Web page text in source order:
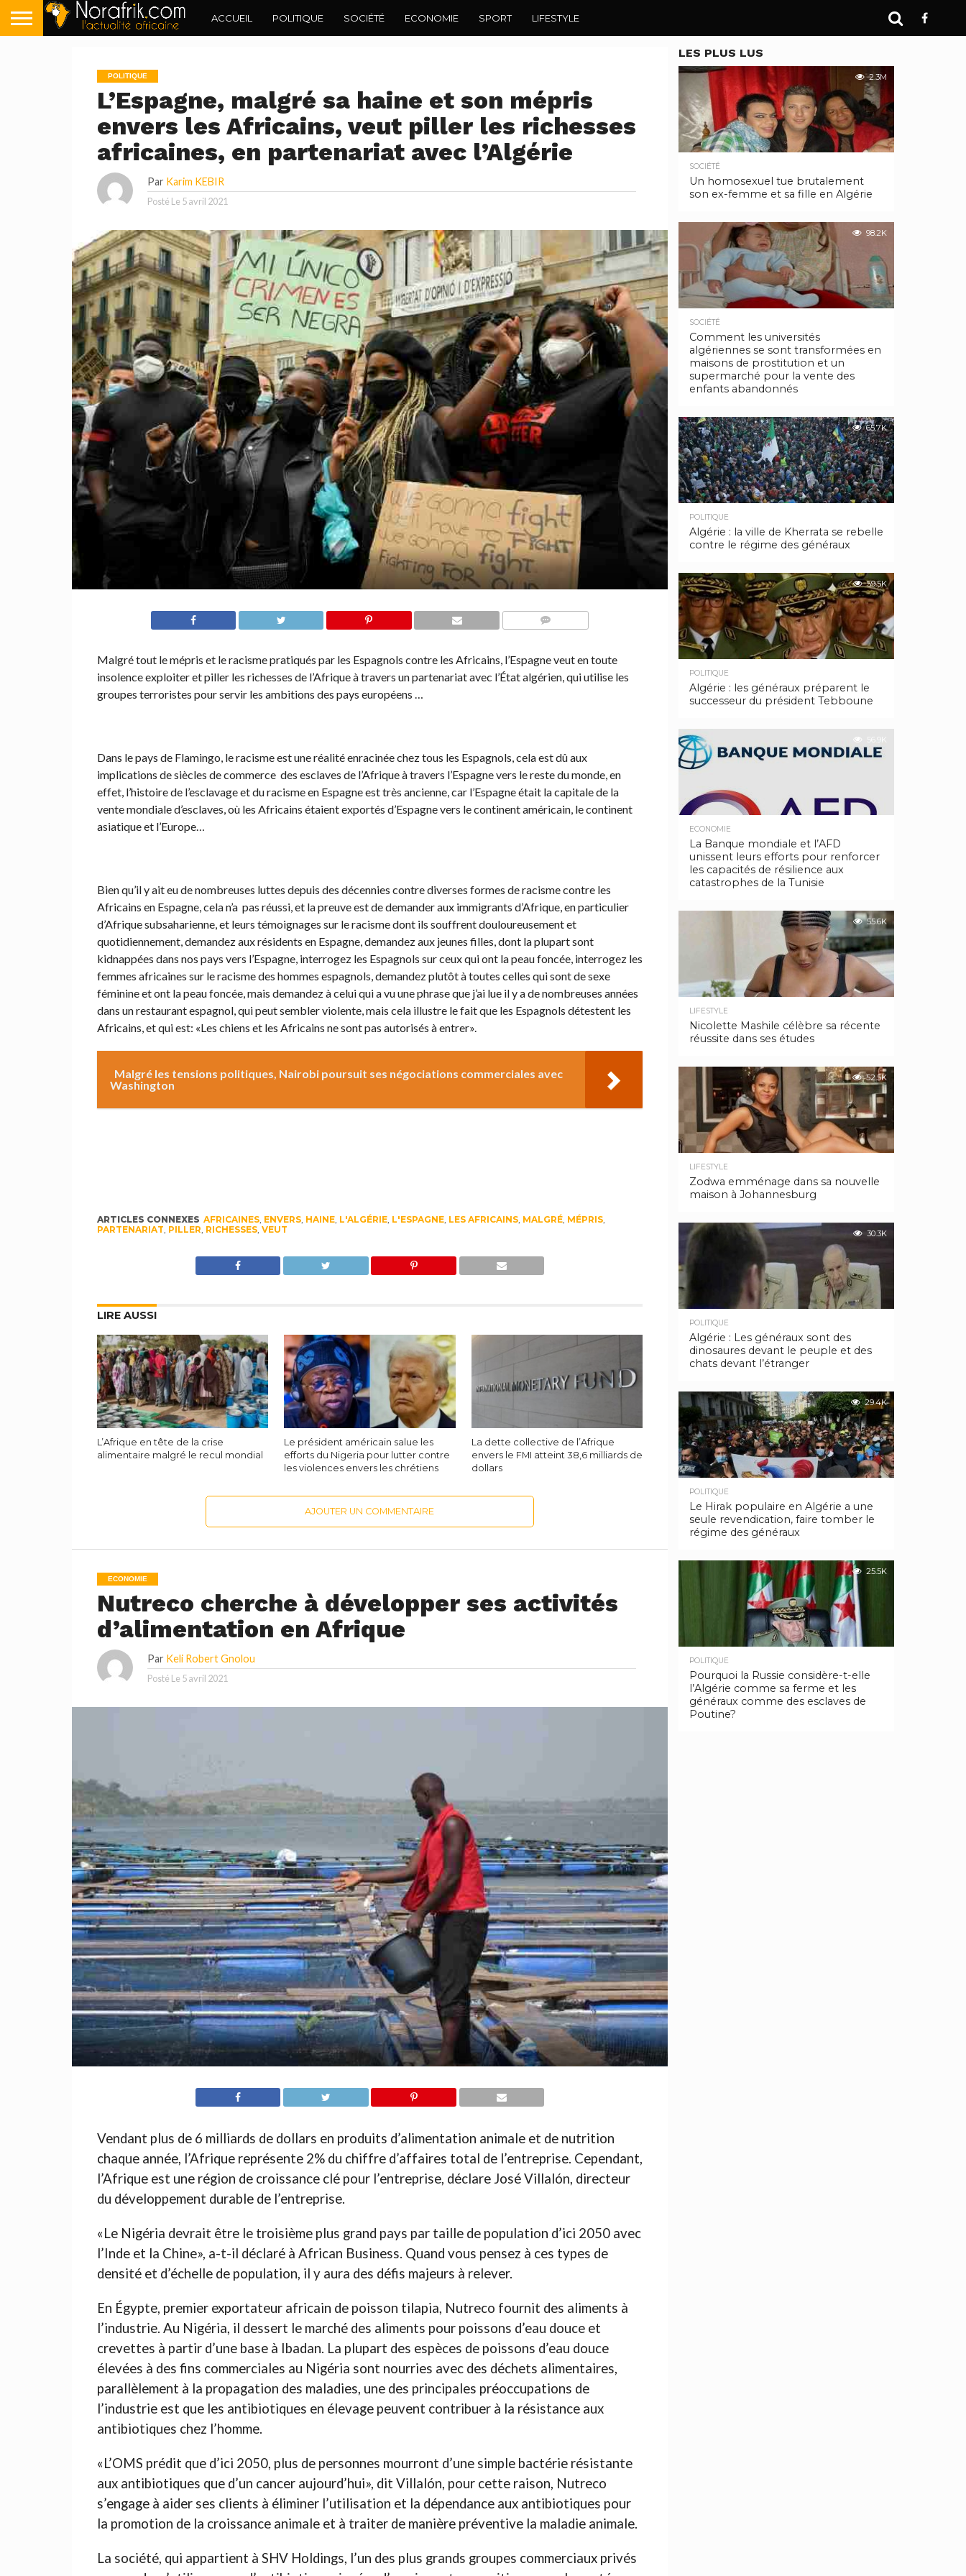
ACCUEIL POLITIQUE SOCIÉTÉ ECONOMIE SPORT LIFESTYLE
POLITIQUE
L’Espagne, malgré sa haine et son mépris
envers les Africains, veut piller les richesses
africaines, en partenariat avec l’Algérie
Par Karim KEBIR
Posté Le 5 avril 2021
Malgré tout le mépris et le racisme pratiqués par les Espagnols contre les Africains, l’Espagne veut en toute
insolence exploiter et piller les richesses de l’Afrique à travers un partenariat avec l’État algérien, qui utilise les
groupes terroristes pour servir les ambitions des pays européens …
Dans le pays de Flamingo, le racisme est une réalité enracinée chez tous les Espagnols, cela est dû aux
implications de siècles de commerce des esclaves de l’Afrique à travers l’Espagne vers le reste du monde, en
effet, l’histoire de l’esclavage et du racisme en Espagne est très ancienne, car l’Espagne était la capitale de la
vente mondiale d’esclaves, où les Africains étaient exportés d’Espagne vers le continent américain, le continent
asiatique et l’Europe…
Bien qu’il y ait eu de nombreuses luttes depuis des décennies contre diverses formes de racisme contre les
Africains en Espagne, cela n’a pas réussi, et la preuve est de demander aux immigrants d’Afrique, en particulier
d’Afrique subsaharienne, et leurs témoignages sur le racisme dont ils souffrent douloureusement et
quotidiennement, demandez aux résidents en Espagne, demandez aux jeunes filles, dont la plupart sont
kidnappées dans nos pays vers l’Espagne, interrogez les Espagnols sur ceux qui ont la peau foncée, interrogez les
femmes africaines sur le racisme des hommes espagnols, demandez plutôt à toutes celles qui sont de sexe
féminine et ont la peau foncée, mais demandez à celui qui a vu une phrase que j’ai lue il y a de nombreuses années
dans un restaurant espagnol, qui peut sembler violente, mais cela illustre le fait que les Espagnols détestent les
Africains, et qui est: «Les chiens et les Africains ne sont pas autorisés à entrer».
Malgré les tensions politiques, Nairobi poursuit ses négociations commerciales avec
Washington
ARTICLES CONNEXES AFRICAINES, ENVERS, HAINE, L'ALGÉRIE, L'ESPAGNE, LES AFRICAINS, MALGRÉ, MÉPRIS,
PARTENARIAT, PILLER, RICHESSES, VEUT
LIRE AUSSI
L’Afrique en tête de la crise
alimentaire malgré le recul mondial
Le président américain salue les
efforts du Nigeria pour lutter contre
les violences envers les chrétiens
La dette collective de l’Afrique
envers le FMI atteint 38,6 milliards de
dollars
AJOUTER UN COMMENTAIRE
ECONOMIE
Nutreco cherche à développer ses activités
d’alimentation en Afrique
Par Keli Robert Gnolou
Posté Le 5 avril 2021
Vendant plus de 6 milliards de dollars en produits d’alimentation animale et de nutrition
chaque année, l’Afrique représente 2% du chiffre d’affaires total de l’entreprise. Cependant,
l’Afrique est une région de croissance clé pour l’entreprise, déclare José Villalón, directeur
du développement durable de l’entreprise.
«Le Nigéria devrait être le troisième plus grand pays par taille de population d’ici 2050 avec
l’Inde et la Chine», a-t-il déclaré à African Business. Quand vous pensez à ces types de
densité et d’échelle de population, il y aura des défis majeurs à relever.
En Égypte, premier exportateur africain de poisson tilapia, Nutreco fournit des aliments à
l’industrie. Au Nigéria, il dessert le marché des aliments pour poissons d’eau douce et
crevettes à partir d’une base à Ibadan. La plupart des espèces de poissons d’eau douce
élevées à des fins commerciales au Nigéria sont nourries avec des déchets alimentaires,
parallèlement à la propagation des maladies, une des principales préoccupations de
l’industrie est que les antibiotiques en élevage peuvent contribuer à la résistance aux
antibiotiques chez l’homme.
«L’OMS prédit que d’ici 2050, plus de personnes mourront d’une simple bactérie résistante
aux antibiotiques que d’un cancer aujourd’hui», dit Villalón, pour cette raison, Nutreco
s’engage à aider ses clients à éliminer l’utilisation et la dépendance aux antibiotiques pour
la promotion de la croissance animale et à traiter de manière préventive la maladie animale.
La société, qui appartient à SHV Holdings, l’un des plus grands groupes commerciaux privés
LES PLUS LUS
2.3M
SOCIÉTÉ
Un homosexuel tue brutalement
son ex-femme et sa fille en Algérie
98.2K
SOCIÉTÉ
Comment les universités
algériennes se sont transformées en
maisons de prostitution et un
supermarché pour la vente des
enfants abandonnés
65.7K
POLITIQUE
Algérie : la ville de Kherrata se rebelle
contre le régime des généraux
59.5K
POLITIQUE
Algérie : les généraux préparent le
successeur du président Tebboune
56.9K
ECONOMIE
La Banque mondiale et l’AFD
unissent leurs efforts pour renforcer
les capacités de résilience aux
catastrophes de la Tunisie
55.6K
LIFESTYLE
Nicolette Mashile célèbre sa récente
réussite dans ses études
52.5K
LIFESTYLE
Zodwa emménage dans sa nouvelle
maison à Johannesburg
30.3K
POLITIQUE
Algérie : Les généraux sont des
dinosaures devant le peuple et des
chats devant l’étranger
29.4K
POLITIQUE
Le Hirak populaire en Algérie a une
seule revendication, faire tomber le
régime des généraux
25.5K
POLITIQUE
Pourquoi la Russie considère-t-elle
l’Algérie comme sa ferme et les
généraux comme des esclaves de
Poutine?